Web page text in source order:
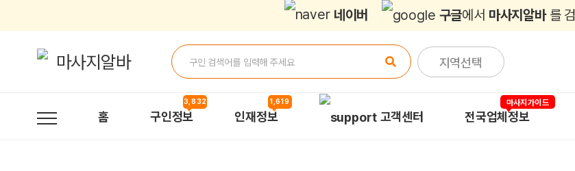
❤️❤️관리사,매니저모집중❤️❤️ 먹자환영 ❤️❤️❤️ > 구인정보 | 마사지알바
네이버 구글에서 마사지알바 를
지역선택
홈 구인정보
3,832
인재정보
1,619
고객센터 전국업체정보
마사지가이드